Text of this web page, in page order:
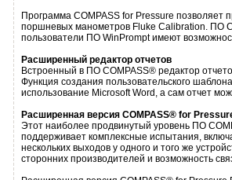
Программа COMPASS for Pressure
поршневых манометров Fluke Calibration. ПО
пользователи ПО WinPrompt имеют
Расширенный редактор отчетов
Встроенный в ПО COMPASS® редактор
Функция создания пользовательского
использование Microsoft Word, а сам отчет
Расширенная версия COMPASS® for
Этот наиболее продвинутый уровень ПО
поддерживает комплексные испытания,
нескольких выходов у одного и того же
сторонних производителей и возможность